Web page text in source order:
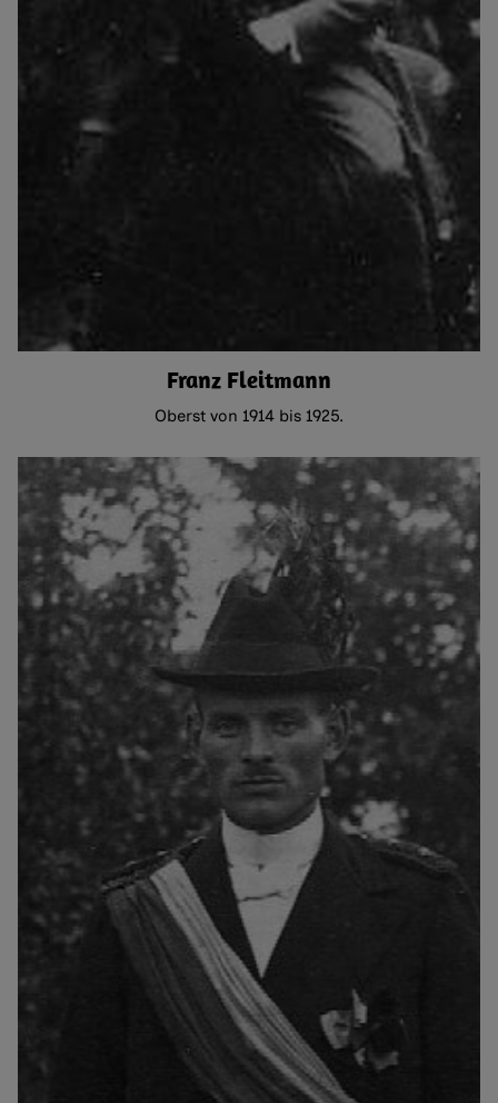
Franz Fleitmann
Oberst von 1914 bis 1925.